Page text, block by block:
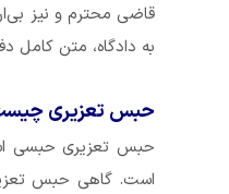
قاضی محترم و نیز
به دادگاه، متن کامل
حبس تعزیری
حبس تعزیری حبسی
است. گاهی حبس